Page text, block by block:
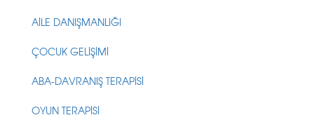
AİLE DANIŞMANLIĞI
ÇOCUK GELİŞİMİ
ABA-DAVRANIŞ TERAPİSİ
OYUN TERAPİSİ